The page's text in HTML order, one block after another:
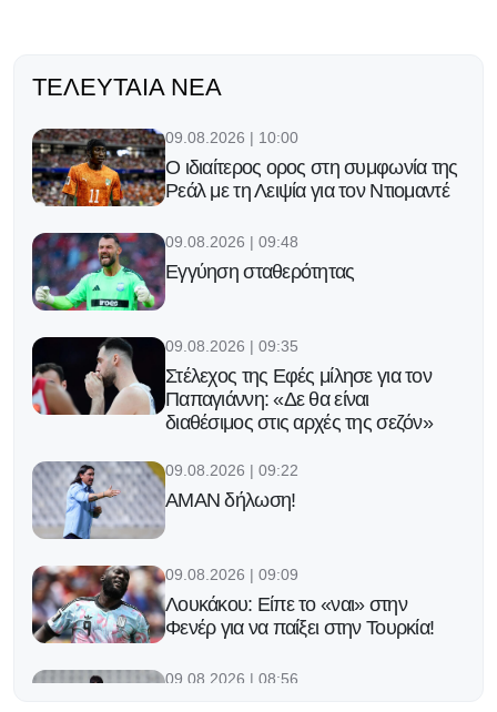
ΤΕΛΕΥΤΑΊΑ ΝΈΑ
09.08.2026 | 10:00
Ο ιδιαίτερος ορος στη συμφωνία της
Ρεάλ με τη Λειψία για τον Ντιομαντέ
09.08.2026 | 09:48
Εγγύηση σταθερότητας
09.08.2026 | 09:35
Στέλεχος της Εφές μίλησε για τον
Παπαγιάννη: «Δε θα είναι
διαθέσιμος στις αρχές της σεζόν»
09.08.2026 | 09:22
ΑΜΑΝ δήλωση!
09.08.2026 | 09:09
Λουκάκου: Είπε το «ναι» στην
Φενέρ για να παίξει στην Τουρκία!
09.08.2026 | 08:56